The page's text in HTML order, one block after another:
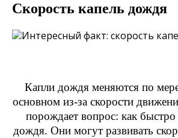
Скорость капель дождя
Капли дождя меняются по
основном из-за скорости
порождает вопрос: как
дождя. Они могут развивать